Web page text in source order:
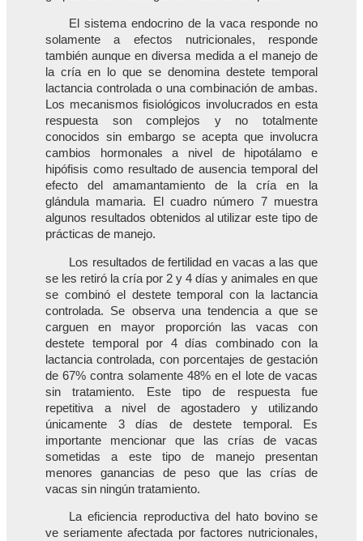
El sistema endocrino de la vaca responde no
solamente a efectos nutricionales, responde
también aunque en diversa medida a el manejo de
la cría en lo que se denomina destete temporal
lactancia controlada o una combinación de ambas.
Los mecanismos fisiológicos involucrados en esta
respuesta son complejos y no totalmente
conocidos sin embargo se acepta que involucra
cambios hormonales a nivel de hipotálamo e
hipófisis como resultado de ausencia temporal del
efecto del amamantamiento de la cría en la
glándula mamaria. El cuadro número 7 muestra
algunos resultados obtenidos al utilizar este tipo de
prácticas de manejo.
Los resultados de fertilidad en vacas a las que
se les retiró la cría por 2 y 4 días y animales en que
se combinó el destete temporal con la lactancia
controlada. Se observa una tendencia a que se
carguen en mayor proporción las vacas con
destete temporal por 4 días combinado con la
lactancia controlada, con porcentajes de gestación
de 67% contra solamente 48% en el lote de vacas
sin tratamiento. Este tipo de respuesta fue
repetitiva a nivel de agostadero y utilizando
únicamente 3 días de destete temporal. Es
importante mencionar que las crías de vacas
sometidas a este tipo de manejo presentan
menores ganancias de peso que las crías de
vacas sin ningún tratamiento.
La eficiencia reproductiva del hato bovino se
ve seriamente afectada por factores nutricionales,